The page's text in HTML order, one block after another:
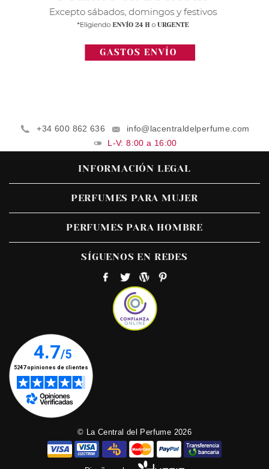
+34 600 862 636
info@lacentraldelperfume.com
L-V: 8:00 a 16:00
INFORMACIÓN LEGAL
PERFUMES PARA MUJER
PERFUMES PARA HOMBRE
SÍGUENOS EN REDES
© La Central del Perfume 2026